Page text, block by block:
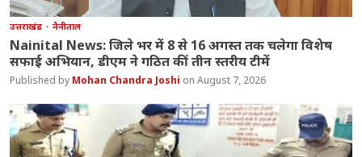
उत्तराखंड नैनीताल
Nainital News: जिले भर में 8 से 16 अगस्त तक चलेगा विशेष
सफाई अभियान, डीएम ने गठित कीं तीन स्तरीय टीमें
Mohan Chandra Joshi August 7, 2026